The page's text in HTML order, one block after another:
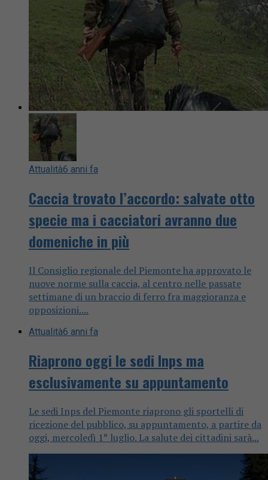
Attualità6 anni fa
Caccia trovato l’accordo: salvate otto
specie ma i cacciatori avranno due
domeniche in più
Il Consiglio regionale del Piemonte ha approvato le
nuove norme sulla caccia, al centro nelle passate
settimane di un braccio di ferro fra maggioranza e
opposizioni....
Attualità6 anni fa
Riaprono oggi le sedi Inps ma
esclusivamente su appuntamento
Le sedi Inps del Piemonte riaprono gli sportelli di
ricezione del pubblico, su appuntamento, a partire da
oggi, mercoledì 1° luglio. La salute dei cittadini sarà...